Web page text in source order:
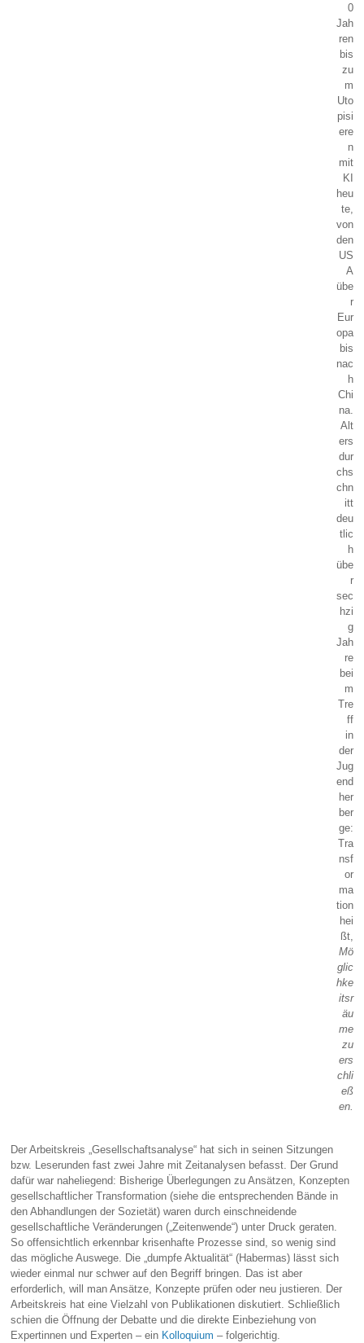
0
Jah
ren
bis
zu
m
Uto
pisi
ere
n
mit
KI
heu
te,
von
den
US
A
übe
r
Eur
opa
bis
nac
h
Chi
na.
Alt
ers
dur
chs
chn
itt
deu
tlic
h
übe
r
sec
hzi
g
Jah
re
bei
m
Tre
ff
in
der
Jug
end
her
ber
ge:
Tra
nsf
or
ma
tion
hei
ßt,
Mö
glic
hke
itsr
äu
me
zu
ers
chli
eß
en.
Der Arbeitskreis „Gesellschaftsanalyse“ hat sich in seinen Sitzungen
bzw. Leserunden fast zwei Jahre mit Zeitanalysen befasst. Der Grund
dafür war naheliegend: Bisherige Überlegungen zu Ansätzen, Konzepten
gesellschaftlicher Transformation (siehe die entsprechenden Bände in
den Abhandlungen der Sozietät) waren durch einschneidende
gesellschaftliche Veränderungen („Zeitenwende“) unter Druck geraten.
So offensichtlich erkennbar krisenhafte Prozesse sind, so wenig sind
das mögliche Auswege. Die „dumpfe Aktualität“ (Habermas) lässt sich
wieder einmal nur schwer auf den Begriff bringen. Das ist aber
erforderlich, will man Ansätze, Konzepte prüfen oder neu justieren. Der
Arbeitskreis hat eine Vielzahl von Publikationen diskutiert. Schließlich
schien die Öffnung der Debatte und die direkte Einbeziehung von
Expertinnen und Experten – ein Kolloquium – folgerichtig.